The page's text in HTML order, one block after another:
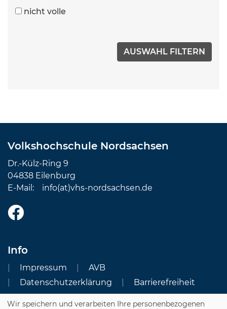
nicht volle
Volkshochschule Nordsachsen
Dr.-Külz-Ring 9
04838 Eilenburg
E-Mail: info(at)vhs-nordsachsen.de
Info
Impressum
AVB
Datenschutzerklärung
Barrierefreiheit
Cookie Einstellungen
Wir speichern und verarbeiten Ihre personenbezogenen